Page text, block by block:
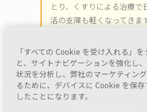
とり、くすりによる治療で
活の支障も軽くなってきま
てもらい、一緒に病院へ受
ことでうつ病への理解が得
治療がスムーズに進みやす
ます。
「すべての Cookie を受け入れる」
と、サイトナビゲーションを強化し
状況を分析し、弊社のマーケティン
るために、デバイスに Cookie を保
したことになります。